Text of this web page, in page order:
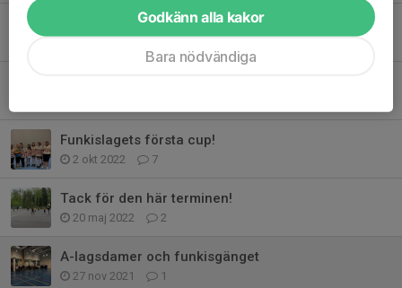
RP IF på Paradag! Välkomna!
Funkislagets första cup!
2 okt 2022 7
Tack för den här terminen!
20 maj 2022 2
A-lagsdamer och funkisgänget
27 nov 2021 1
Godkänn alla kakor
Bara nödvändiga